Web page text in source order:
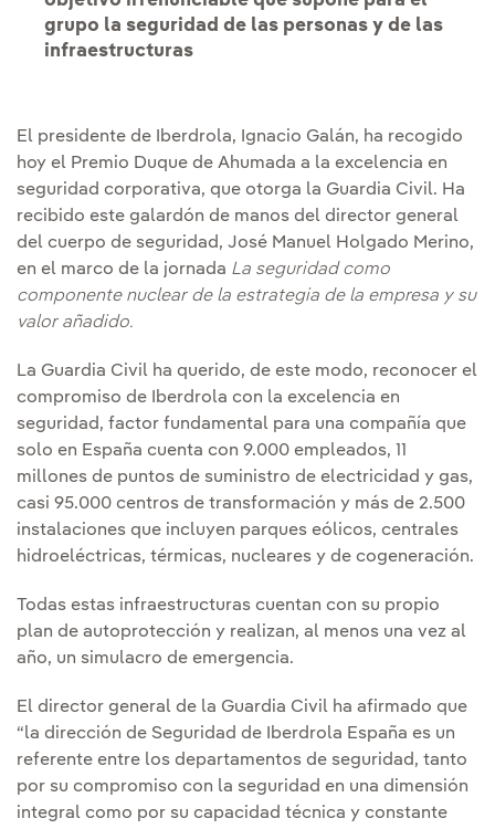
grupo la seguridad de las personas y de las
infraestructuras
El presidente de Iberdrola, Ignacio Galán, ha recogido
hoy el Premio Duque de Ahumada a la excelencia en
seguridad corporativa, que otorga la Guardia Civil. Ha
recibido este galardón de manos del director general
del cuerpo de seguridad, José Manuel Holgado Merino,
en el marco de la jornada La seguridad como
componente nuclear de la estrategia de la empresa y su
valor añadido.
La Guardia Civil ha querido, de este modo, reconocer el
compromiso de Iberdrola con la excelencia en
seguridad, factor fundamental para una compañía que
solo en España cuenta con 9.000 empleados, 11
millones de puntos de suministro de electricidad y gas,
casi 95.000 centros de transformación y más de 2.500
instalaciones que incluyen parques eólicos, centrales
hidroeléctricas, térmicas, nucleares y de cogeneración.
Todas estas infraestructuras cuentan con su propio
plan de autoprotección y realizan, al menos una vez al
año, un simulacro de emergencia.
El director general de la Guardia Civil ha afirmado que
“la dirección de Seguridad de Iberdrola España es un
referente entre los departamentos de seguridad, tanto
por su compromiso con la seguridad en una dimensión
integral como por su capacidad técnica y constante